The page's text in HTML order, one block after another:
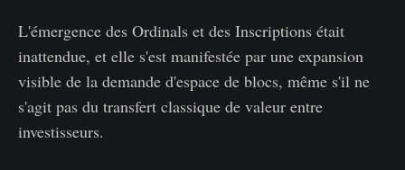
L'émergence des Ordinals et des Inscriptions était
inattendue, et elle s'est manifestée par une expansion
visible de la demande d'espace de blocs, même s'il ne
s'agit pas du transfert classique de valeur entre
investisseurs.